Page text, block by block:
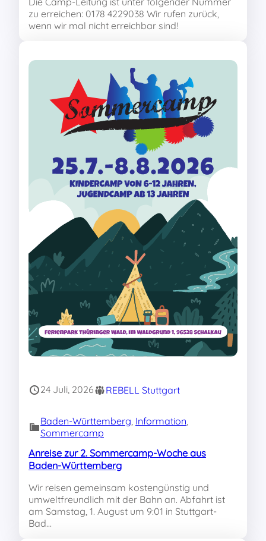
zu erreichen: 0178 4229038 Wir rufen zurück,
wenn wir mal nicht erreichbar sind!
24 Juli, 2026 REBELL Stuttgart
Baden-Württemberg Information
Sommercamp
Anreise zur 2. Sommercamp-Woche aus
Baden-Württemberg
Wir reisen gemeinsam kostengünstig und
umweltfreundlich mit der Bahn an. Abfahrt ist
am Samstag, 1. August um 9:01 in Stuttgart-
Bad…